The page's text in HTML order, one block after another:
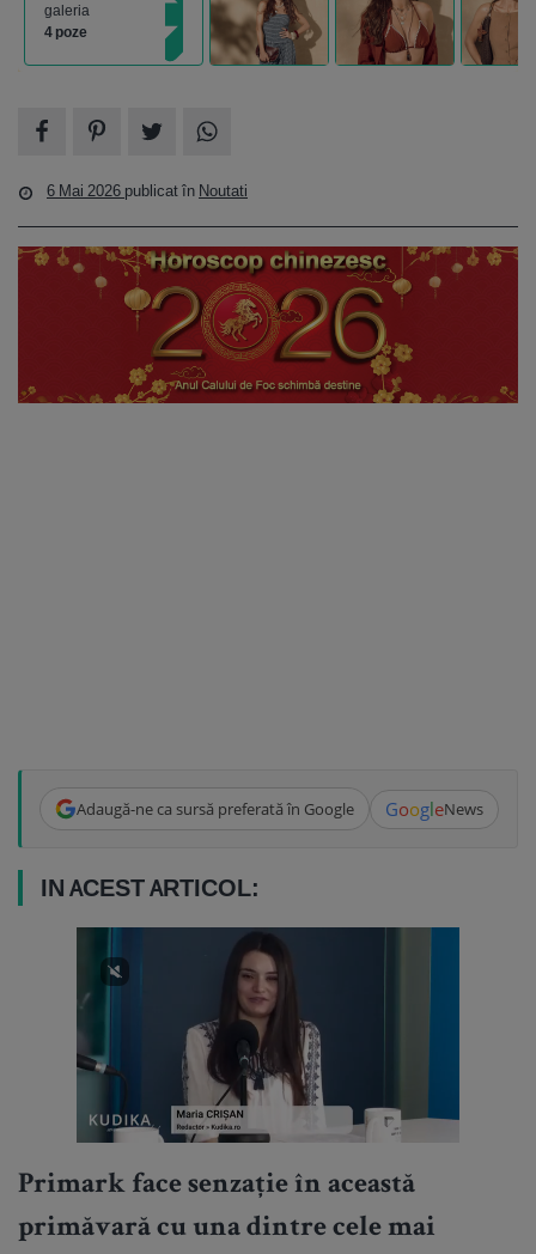
galeria
4 poze
6 Mai 2026 publicat în Noutati
Adaugă-ne ca sursă preferată în Google GoogleNews
IN ACEST ARTICOL:
Primark face senzație în această
primăvară cu una dintre cele mai